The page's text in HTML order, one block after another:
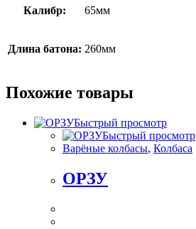
Калибр: 65мм
Длина батона: 260мм
Похожие товары
Быстрый просмотр
Быстрый просмотр
Варёные колбасы, Колбаса
ОРЗУ